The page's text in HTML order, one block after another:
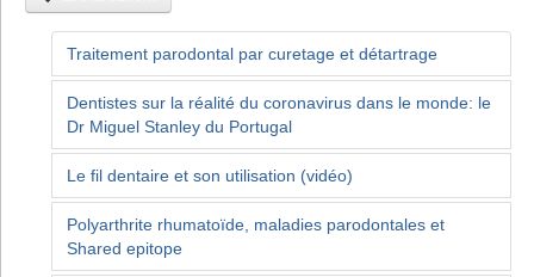
Traitement parodontal par curetage et détartrage
Dentistes sur la réalité du coronavirus dans le monde: le
Dr Miguel Stanley du Portugal
Le fil dentaire et son utilisation (vidéo)
Polyarthrite rhumatoïde, maladies parodontales et
Shared epitope